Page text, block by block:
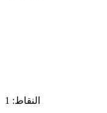
النقاط: 1